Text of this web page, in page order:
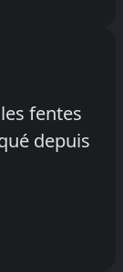
fentes
depuis